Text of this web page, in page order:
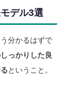
デル3選
分かるはずで
っかりした良
ということ。